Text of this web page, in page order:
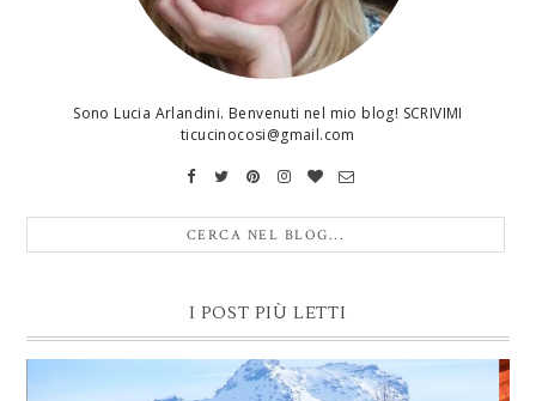
Sono Lucia Arlandini. Benvenuti nel mio blog! SCRIVIMI
ticucinocosi@gmail.com
I POST PIÙ LETTI